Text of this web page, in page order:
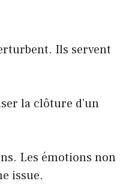
Ils servent
la clôture d’un
Les émotions non
issue.